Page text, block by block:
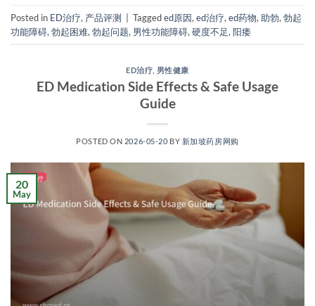
Posted in ED治疗, 产品评测 | Taggeded原因, ed治疗, ed药物, 助勃, 勃起
功能障碍, 勃起困难, 勃起问题, 男性功能障碍, 硬度不足, 阳痿
ED治疗 男性健康
ED Medication Side Effects & Safe Usage
Guide
POSTED ON 2026-05-20 BY 新加坡药房网购
20
May